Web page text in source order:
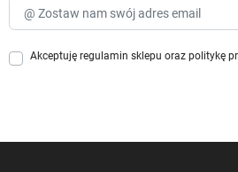
Akceptuję regulamin sklepu oraz politykę